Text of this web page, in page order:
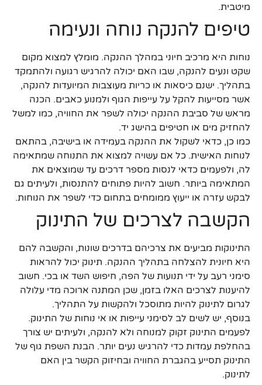
מיטבית.
טיפים להנקה נוחה ונעימה
נוחות היא מרכיב חיוני במהלך ההנקה. מומלץ למצוא מקום
שקט ונעים להנקה, שבו האם יכולה להרגיש רגועה ולהתמקד
בתהליך. ישנם כיסאות או כריות מעוצבות המיועדות להנקה,
אשר מסייעות להקל על עייפות הגוף ולמנוע כאבים. הכנה
מראש של סביבת ההנקה יכולה לשפר את החוויה, כמו למשל
להחזיק מים או חטיפים בהישג יד.
כמו כן, כדאי לשקול את ההנקה בעמידה או בישיבה, בהתאם
לנוחות האישית. כל אם עשויה למצוא את התנוחה שמתאימה
לה, ולפעמים כדאי לנסות מספר דרכים עד שמוצאים את
המתאימה ביותר. חשוב להיות פתוחים להתנסות, ולעיתים גם
לבקש עזרה או ייעוץ ממומחים בתחום כדי לשפר את הנוחות.
הקשבה לצרכים של התינוק
התינוקות מביעים את צרכיהם בדרכים שונות, והקשבה להם
היא חיונית להצלחה בתהליך ההנקה. תינוק יכול להראות
סימני רעב על ידי תנועות של הפה, חיפוש השד או בכי. חשוב
להיענות לצרכים האלו בזמן, שכן המתנה ארוכה מדי עלולה
לגרום לתינוק להיות מתוסכל ולהקשות על התהליך.
בנוסף, יש לשים לב לסימני עייפות או אי נוחות של התינוק.
לפעמים התינוק זקוק למנוחה ולא להנקה, ולעיתים יש צורך
בהחלפת עמדות כדי להרגיש נעים יותר. הבנת השפת גוף של
התינוק תסייע בהגברת החוויה ובחיזוק הקשר בין האם
לתינוק.